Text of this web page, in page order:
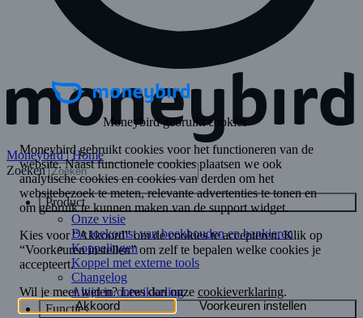
Moneybird | Home
Zoeken
Product
Onze visie
De toekomst van boekhouden en bankieren
Koppelingen
Koppel met externe tools
Changelog
Altijd in ontwikkeling
Functies